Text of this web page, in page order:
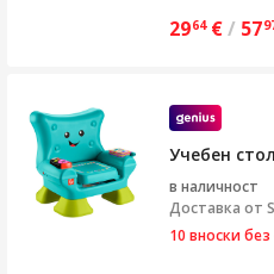
2964 €/ 57
Учебен
в наличност
Доставка от
10 вноски